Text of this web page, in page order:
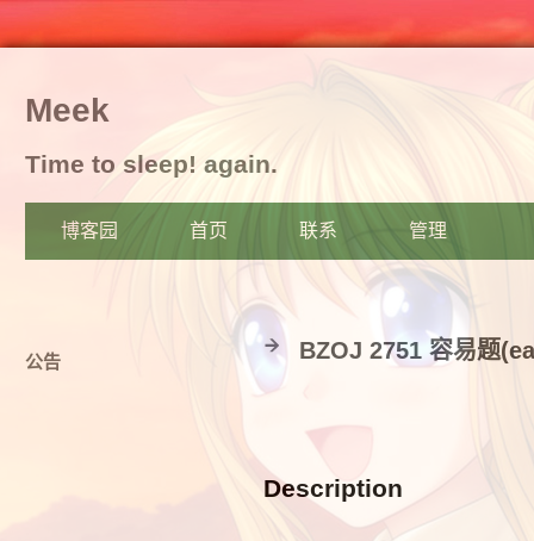
Meek
Time to sleep! again.
博客园 首页 联系 管理
BZOJ 2751 容易题
Description
公告